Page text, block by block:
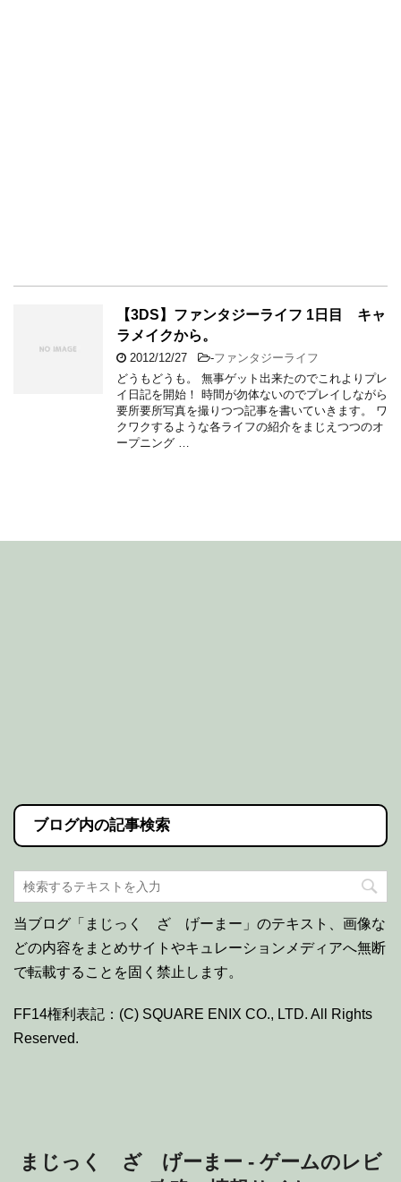
【3DS】ファンタジーライフ 1日目 キャ
ラメイクから。
2012/12/27 -ファンタジーライフ
どうもどうも。 無事ゲット出来たのでこれよりプレ
イ日記を開始！ 時間が勿体ないのでプレイしながら
要所要所写真を撮りつつ記事を書いていきます。 ワ
クワクするような各ライフの紹介をまじえつつのオ
ープニング …
ブログ内の記事検索
当ブログ「まじっく ざ げーまー」のテキスト、画像な
どの内容をまとめサイトやキュレーションメディアへ無断
で転載することを固く禁止します。
FF14権利表記：(C) SQUARE ENIX CO., LTD. All Rights
Reserved.
まじっく ざ げーまー - ゲームのレビ